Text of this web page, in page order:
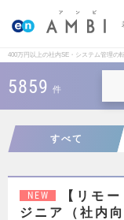
400万円以上の社内SE・システム管理の
5859 件
すべて
NEW
【リモ
ジニア（社内